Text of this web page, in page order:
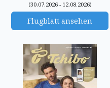
(30.07.2026 - 12.08.2026)
Flugblatt ansehen